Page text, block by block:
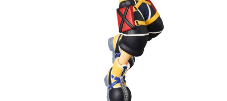
資料（包含姓名、電話或地址）提供予台灣大哥大進項蒐集、處理及利用，
由本公司與您本人進行分期帳單所需資料之確認、核對及更正。
3.完整用戶服務條款，請詳閱以下連結：https://oppay.tw/userRule
每筆NT$120，滿NT$3,000(含以上)免運費
每筆NT$160，滿NT$3,000(含以上)免運費
東海門市自取，需自備購物袋取貨唷。